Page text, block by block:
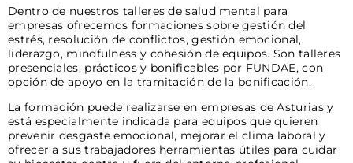
Dentro de nuestros talleres de salud mental para
empresas ofrecemos formaciones sobre gestión del
estrés, resolución de conflictos, gestión emocional,
liderazgo, mindfulness y cohesión de equipos. Son talleres
presenciales, prácticos y bonificables por FUNDAE, con
opción de apoyo en la tramitación de la bonificación.
La formación puede realizarse en empresas de Asturias y
está especialmente indicada para equipos que quieren
prevenir desgaste emocional, mejorar el clima laboral y
ofrecer a sus trabajadores herramientas útiles para cuidar